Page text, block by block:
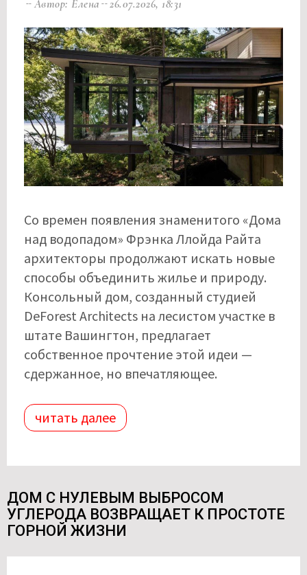
Автор: Елена 26.07.2026, 18:31
Со времен появления знаменитого «Дома
над водопадом» Фрэнка Ллойда Райта
архитекторы продолжают искать новые
способы объединить жилье и природу.
Консольный дом, созданный студией
DeForest Architects на лесистом участке в
штате Вашингтон, предлагает
собственное прочтение этой идеи —
сдержанное, но впечатляющее.
читать далее
ДОМ С НУЛЕВЫМ ВЫБРОСОМ
УГЛЕРОДА ВОЗВРАЩАЕТ К ПРОСТОТЕ
ГОРНОЙ ЖИЗНИ